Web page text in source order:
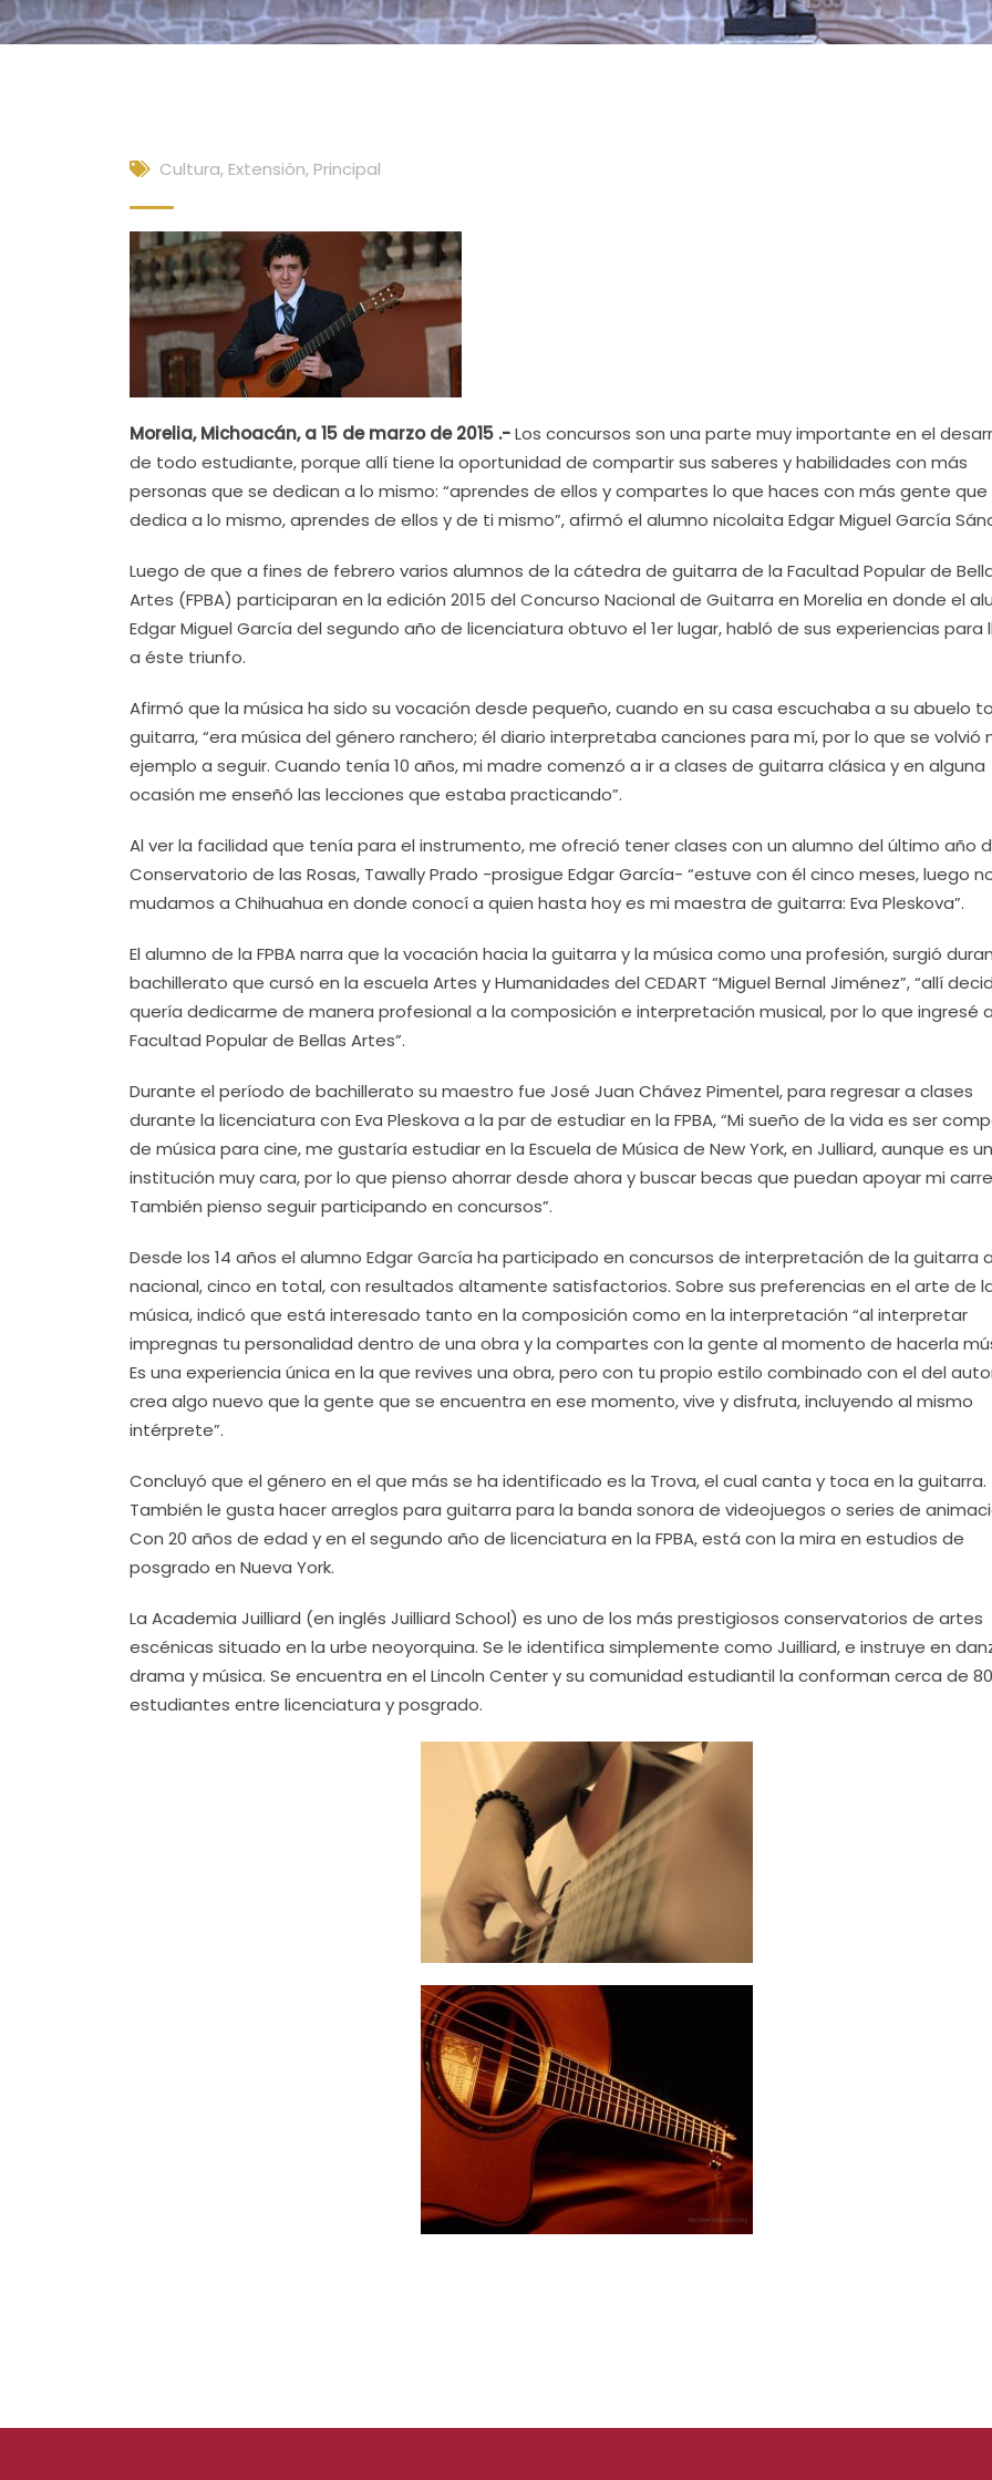
Cultura, Extensión, Principal
Morelia, Michoacán, a 15 de marzo de 2015 .-Los concursos son una parte muy importante en el
de todo estudiante, porque allí tiene la oportunidad de compartir sus saberes y habilidades con más
personas que se dedican a lo mismo: “aprendes de ellos y compartes lo que haces con más gente que
dedica a lo mismo, aprendes de ellos y de ti mismo”, afirmó el alumno nicolaita Edgar Miguel García
Luego de que a fines de febrero varios alumnos de la cátedra de guitarra de la Facultad Popular de
Artes (FPBA) participaran en la edición 2015 del Concurso Nacional de Guitarra en Morelia en donde el
Edgar Miguel García del segundo año de licenciatura obtuvo el 1er lugar, habló de sus experiencias para
a éste triunfo.
Afirmó que la música ha sido su vocación desde pequeño, cuando en su casa escuchaba a su abuelo
guitarra, “era música del género ranchero; él diario interpretaba canciones para mí, por lo que se volvió
ejemplo a seguir. Cuando tenía 10 años, mi madre comenzó a ir a clases de guitarra clásica y en alguna
ocasión me enseñó las lecciones que estaba practicando”.
Al ver la facilidad que tenía para el instrumento, me ofreció tener clases con un alumno del último año
Conservatorio de las Rosas, Tawally Prado -prosigue Edgar García- “estuve con él cinco meses, luego
mudamos a Chihuahua en donde conocí a quien hasta hoy es mi maestra de guitarra: Eva Pleskova”.
El alumno de la FPBA narra que la vocación hacia la guitarra y la música como una profesión, surgió
bachillerato que cursó en la escuela Artes y Humanidades del CEDART “Miguel Bernal Jiménez”, “allí
quería dedicarme de manera profesional a la composición e interpretación musical, por lo que ingresé
Facultad Popular de Bellas Artes”.
Durante el período de bachillerato su maestro fue José Juan Chávez Pimentel, para regresar a clases
durante la licenciatura con Eva Pleskova a la par de estudiar en la FPBA, “Mi sueño de la vida es ser
de música para cine, me gustaría estudiar en la Escuela de Música de New York, en Julliard, aunque es
institución muy cara, por lo que pienso ahorrar desde ahora y buscar becas que puedan apoyar mi
También pienso seguir participando en concursos”.
Desde los 14 años el alumno Edgar García ha participado en concursos de interpretación de la guitarra
nacional, cinco en total, con resultados altamente satisfactorios. Sobre sus preferencias en el arte de
música, indicó que está interesado tanto en la composición como en la interpretación “al interpretar
impregnas tu personalidad dentro de una obra y la compartes con la gente al momento de hacerla
Es una experiencia única en la que revives una obra, pero con tu propio estilo combinado con el del
crea algo nuevo que la gente que se encuentra en ese momento, vive y disfruta, incluyendo al mismo
intérprete”.
Concluyó que el género en el que más se ha identificado es la Trova, el cual canta y toca en la guitarra.
También le gusta hacer arreglos para guitarra para la banda sonora de videojuegos o series de
Con 20 años de edad y en el segundo año de licenciatura en la FPBA, está con la mira en estudios de
posgrado en Nueva York.
La Academia Juilliard (en inglés Juilliard School) es uno de los más prestigiosos conservatorios de artes
escénicas situado en la urbe neoyorquina. Se le identifica simplemente como Juilliard, e instruye en
drama y música. Se encuentra en el Lincoln Center y su comunidad estudiantil la conforman cerca de
estudiantes entre licenciatura y posgrado.